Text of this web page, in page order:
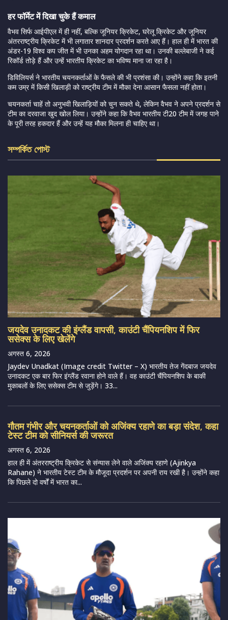
हर फॉर्मेट में दिखा चुके हैं कमाल
वैभव सिर्फ आईपीएल में ही नहीं, बल्कि जूनियर क्रिकेट, घरेलू क्रिकेट और जूनियर
अंतरराष्ट्रीय क्रिकेट में भी लगातार शानदार प्रदर्शन करते आए हैं। हाल ही में भारत की
अंडर-19 विश्व कप जीत में भी उनका अहम योगदान रहा था। उनकी बल्लेबाजी ने कई
रिकॉर्ड तोड़े हैं और उन्हें भारतीय क्रिकेट का भविष्य माना जा रहा है।
डिविलियर्स ने भारतीय चयनकर्ताओं के फैसले की भी प्रशंसा की। उन्होंने कहा कि इतनी
कम उम्र में किसी खिलाड़ी को राष्ट्रीय टीम में मौका देना आसान फैसला नहीं होता।
चयनकर्ता चाहें तो अनुभवी खिलाड़ियों को चुन सकते थे, लेकिन वैभव ने अपने प्रदर्शन से
टीम का दरवाजा खुद खोल लिया। उन्होंने कहा कि वैभव भारतीय टी20 टीम में जगह पाने
के पूरी तरह हकदार हैं और उन्हें यह मौका मिलना ही चाहिए था।
সম্পর্কিত পোস্ট
जयदेव उनादकट की इंग्लैंड वापसी, काउंटी चैंपियनशिप में फिर
ससेक्स के लिए खेलेंगे
अगस्त 6, 2026
Jaydev Unadkat (Image credit Twitter – X) भारतीय तेज गेंदबाज जयदेव
उनादकट एक बार फिर इंग्लैंड रवाना होने वाले हैं। वह काउंटी चैंपियनशिप के बाकी
मुकाबलों के लिए ससेक्स टीम से जुड़ेंगे। 33...
गौतम गंभीर और चयनकर्ताओं को अजिंक्य रहाणे का बड़ा संदेश, कहा
टेस्ट टीम को सीनियर्स की जरूरत
अगस्त 6, 2026
हाल ही में अंतरराष्ट्रीय क्रिकेट से संन्यास लेने वाले अजिंक्य रहाणे (Ajinkya
Rahane) ने भारतीय टेस्ट टीम के मौजूदा प्रदर्शन पर अपनी राय रखी है। उन्होंने कहा
कि पिछले दो वर्षों में भारत का...